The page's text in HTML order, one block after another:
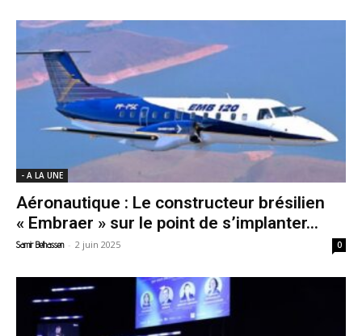
- A LA UNE
Aéronautique : Le constructeur brésilien
« Embraer » sur le point de s’implanter...
Samir Belhassen - 2 juin 2025 0